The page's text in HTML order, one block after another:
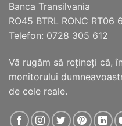
Banca Transilvania
RO45 BTRL RONC RT06
Telefon: 0728 305 612
Vă rugăm să reţineţi că,
monitorului
de cele reale.